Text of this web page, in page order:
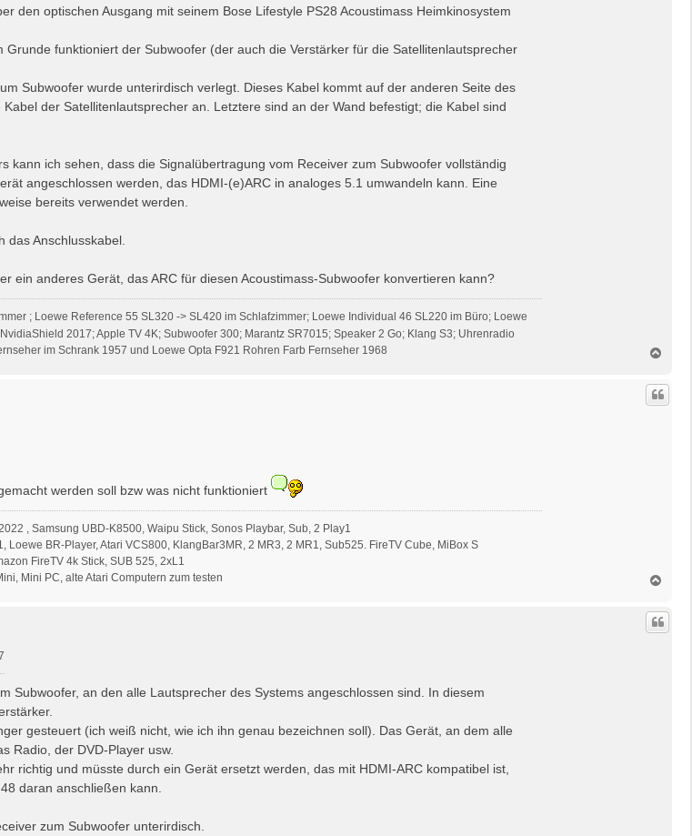
den optischen Ausgang mit seinem Bose Lifestyle PS28 Acoustimass Heimkinosystem
Grunde funktioniert der Subwoofer (der auch die Verstärker für die Satellitenlautsprecher
Subwoofer wurde unterirdisch verlegt. Dieses Kabel kommt auf der anderen Seite des
der Satellitenlautsprecher an. Letztere sind an der Wand befestigt; die Kabel sind
kann ich sehen, dass die Signalübertragung vom Receiver zum Subwoofer vollständig
angeschlossen werden, das HDMI-(e)ARC in analoges 5.1 umwandeln kann. Eine
bereits verwendet werden.
das Anschlusskabel.
ein anderes Gerät, das ARC für diesen Acoustimass-Subwoofer konvertieren kann?
; Loewe Reference 55 SL320 -> SL420 im Schlafzimmer; Loewe Individual 46 SL220 im Büro; Loewe
2017; Apple TV 4K; Subwoofer 300; Marantz SR7015; Speaker 2 Go; Klang S3; Uhrenradio
im Schrank 1957 und Loewe Opta F921 Rohren Farb Fernseher 1968
c
o
werden soll bzw was nicht funktioniert
, Samsung UBD-K8500, Waipu Stick, Sonos Playbar, Sub, 2 Play1
Loewe BR-Player, Atari VCS800, KlangBar3MR, 2 MR3, 2 MR1, Sub525. FireTV Cube, MiBox S
FireTV 4k Stick, SUB 525, 2xL1
Mini PC, alte Atari Computern zum testen
c
o
Subwoofer, an den alle Lautsprecher des Systems angeschlossen sind. In diesem
gesteuert (ich weiß nicht, wie ich ihn genau bezeichnen soll). Das Gerät, an dem alle
Radio, der DVD-Player usw.
richtig und müsste durch ein Gerät ersetzt werden, das mit HDMI-ARC kompatibel ist,
daran anschließen kann.
zum Subwoofer unterirdisch.